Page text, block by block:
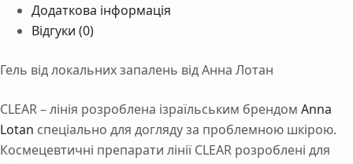
Додаткова інформація
Відгуки (0)
Гель від локальних запалень від Анна Лотан
CLEAR – лінія розроблена ізраїльським брендом Anna
Lotan спеціально для догляду за проблемною шкірою.
Космецевтичні препарати лінії CLEAR розроблені для